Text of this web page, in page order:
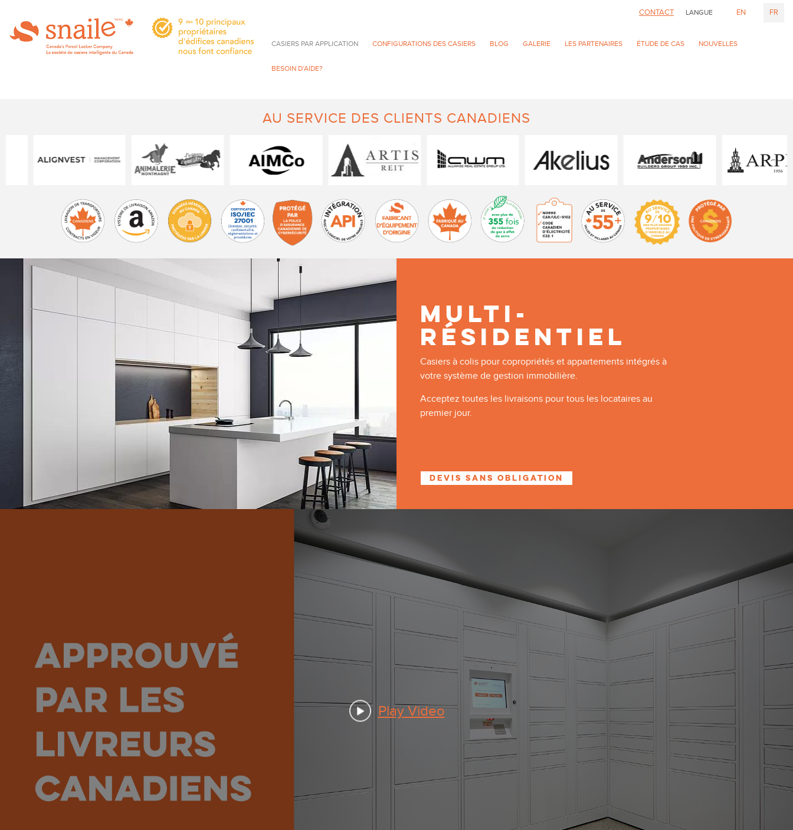
CONTACT LANGUE EN FR
CASIERS PAR APPLICATION CONFIGURATIONS DES CASIERS BLOG GALERIE LES PARTENAIRES ÉTUDE DE CAS NOUVELLES
BESOIN D’AIDE?
AU SERVICE DES CLIENTS CANADIENS
MULTI-
RÉSIDENTIEL
Casiers à colis pour copropriétés et appartements intégrés à
votre système de gestion immobilière.
Acceptez toutes les livraisons pour tous les locataires au
premier jour.
DEVIS SANS OBLIGATION
Play Video